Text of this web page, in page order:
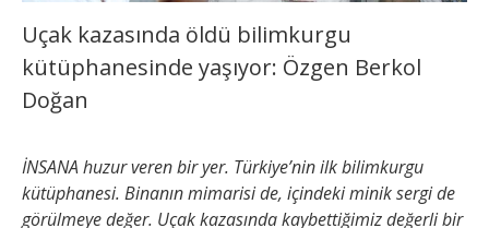
Uçak kazasında öldü bilimkurgu
kütüphanesinde yaşıyor: Özgen Berkol
Doğan
İNSANA huzur veren bir yer. Türkiye’nin ilk bilimkurgu
kütüphanesi. Binanın mimarisi de, içindeki minik sergi de
görülmeye değer. Uçak kazasında kaybettiğimiz değerli bir